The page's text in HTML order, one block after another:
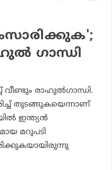
ഗാന്ധി
വീണ്ടും രാഹുല്‍ഗാന്ധി.
തുടങ്ങുകയെന്നാണ്
ഇന്ത്യന്‍
മറുപടി